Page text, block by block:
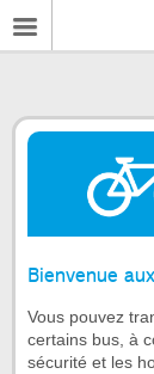
Bienvenue
Vous pouvez
certains bus, à
sécurité et les